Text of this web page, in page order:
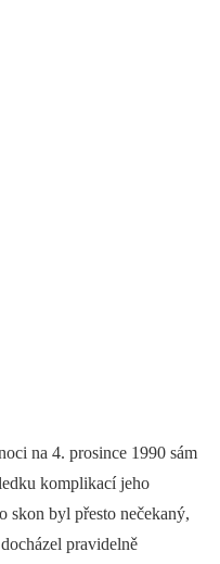
na 4. prosince 1990 sám
komplikací jeho
skon byl přesto nečekaný,
pravidelně